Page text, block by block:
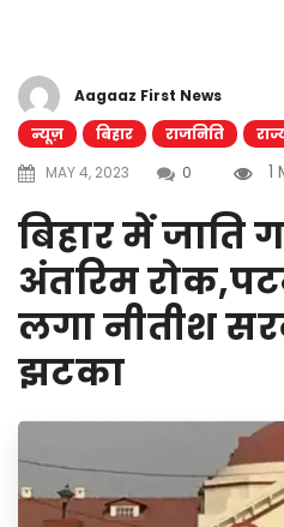
Aagaaz First News
न्यूज़
बिहार राजनिति
MAY 4, 2023
0 1
बिहार में जाति
अंतरिम
लगा नीतीश
झटका